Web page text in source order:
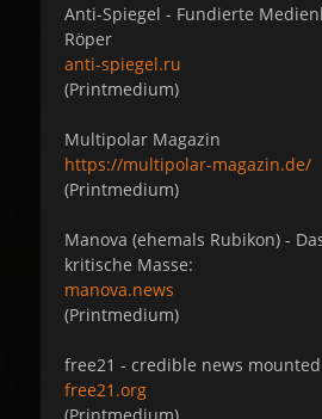
Anti-Spiegel - Fundierte
Röper
anti-spiegel.ru
(Printmedium)
Multipolar Magazin
https://multipolar-magazin.de/
(Printmedium)
Manova (ehemals Rubikon) -
kritische Masse:
manova.news
(Printmedium)
free21 - credible news
free21.org